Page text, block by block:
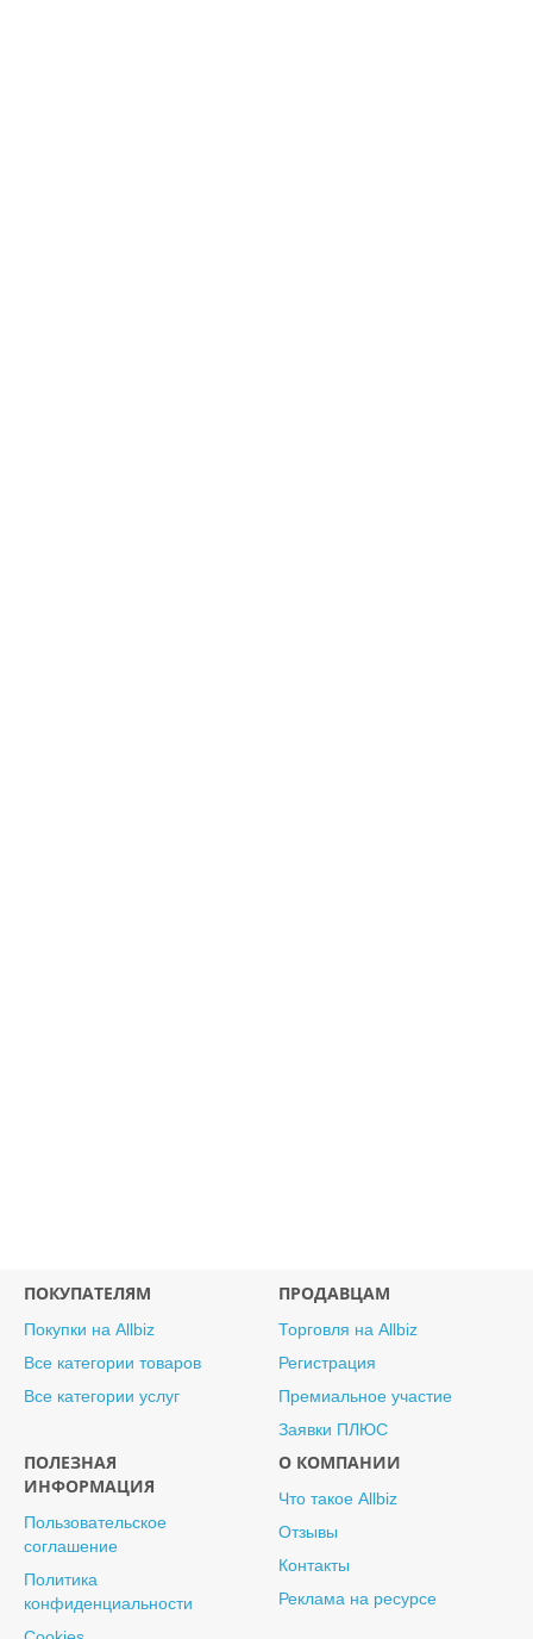
ПОКУПАТЕЛЯМ
Покупки на Allbiz
Все категории товаров
Все категории услуг
ПРОДАВЦАМ
Торговля на Allbiz
Регистрация
Премиальное участие
Заявки ПЛЮС
ПОЛЕЗНАЯ
ИНФОРМАЦИЯ
Пользовательское
соглашение
Политика
конфиденциальности
О КОМПАНИИ
Что такое Allbiz
Отзывы
Контакты
Реклама на ресурсе